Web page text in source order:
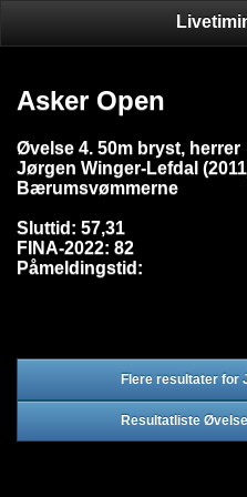
Asker Open
Øvelse 4. 50m bryst, herrer
Jørgen Winger-Lefdal
Bærumsvømmerne
Sluttid: 57,31
FINA-2022: 82
Påmeldingstid:
Flere resultater for
Resultatliste